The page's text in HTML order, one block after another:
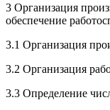
3 Организация
обеспечение
3.1
3.2
3.3 Определение